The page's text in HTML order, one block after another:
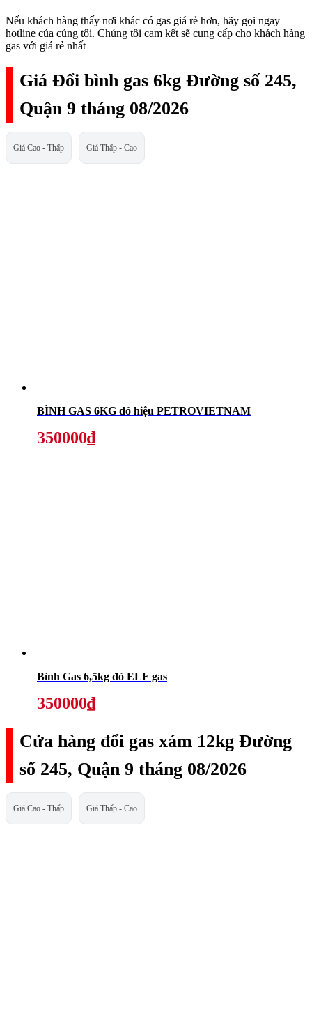
Nếu khách hàng thấy nơi khác có gas giá rẻ hơn, hãy gọi ngay
hotline của cúng tôi. Chúng tôi cam kết sẽ cung cấp cho khách hàng
gas với giá rẻ nhất
Giá Đổi bình gas 6kg Đường số 245,
Quận 9 tháng 08/2026
Giá Cao - Thấp Giá Thấp - Cao
BÌNH GAS 6KG đỏ hiệu PETROVIETNAM
350000₫
Bình Gas 6,5kg đỏ ELF gas
350000₫
Cửa hàng đổi gas xám 12kg Đường
số 245, Quận 9 tháng 08/2026
Giá Cao - Thấp Giá Thấp - Cao